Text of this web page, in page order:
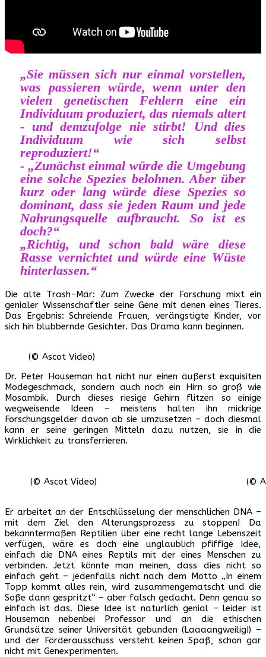
„Sie müssen sich nur einmal vorstellen,
was passieren würde, wenn unter den
vielen genetischen Fehlern eine ein
Individuum produziert, das niemals altert
- und demzufolge nie stirbt! Und dies
Individuum wie sich selbst
reproduziert!“
- „Zunächst einmal würde die Umgebung
eine solche Spezies belohnen. Aber über
kurz oder lang würde diese Spezies so
dominant, dass sie jeden Raum und jede
Nahrungsquelle aufbraucht. So ist es
doch?“
„Richtig, und schon bald wäre diese
Rasse vernichtet und würde eine Wüste
hinterlassen.“
Die alte Trash-Mär: Zum Zwecke der Forschung mixt ein
genialer Wissenschaftler seine Gene mit denen eines Tieres.
Das Ergebnis: Schreiende Frauen, verängstigte Kinder, vor
sich hin blubbernde Gesichter. Das Drama kann beginnen.
(© Ascot Video)
Dr. Peter Houseman hat nicht nur einen äußerst exquisiten
Modegeschmack, sondern auch noch ein Hirn so groß wie
Mosambik. Durch dieses riesige Gehirn flitzen so einige
wegweisende Ideen – meistens halten ihn mickrige
Forschungsgelder davon ab sie umzusetzen – doch diesmal
kann er seine geringen Mitteln dazu nutzen, sie in die
Wirklichkeit zu transferrieren.
(© Ascot Video) (©
Er arbeitet an der Entschlüsselung der menschlichen DNA –
mit dem Ziel den Alterungsprozess zu stoppen! Da
bekanntermaßen Reptilien über eine recht lange Lebenszeit
verfügen, wäre es doch eine unglaublich pfiffige Idee,
einfach die DNA eines Reptils mit der eines Menschen zu
verbinden. Jetzt könnte man meinen, dass dies nicht so
einfach geht – jedenfalls nicht nach dem Motto „In einem
Topp kommt alles rein, wird zusammengematscht und die
Soße dann gespritzt“ – aber falsch gedacht. Denn genau so
einfach ist das. Diese Idee ist natürlich genial – leider ist
Houseman nebenbei Professor und an die ethischen
Grundsätze seiner Universität gebunden (Laaaangweilig!) –
und der Förderausschuss versteht keinen Spaß, schon gar
nicht mit Genexperimenten.